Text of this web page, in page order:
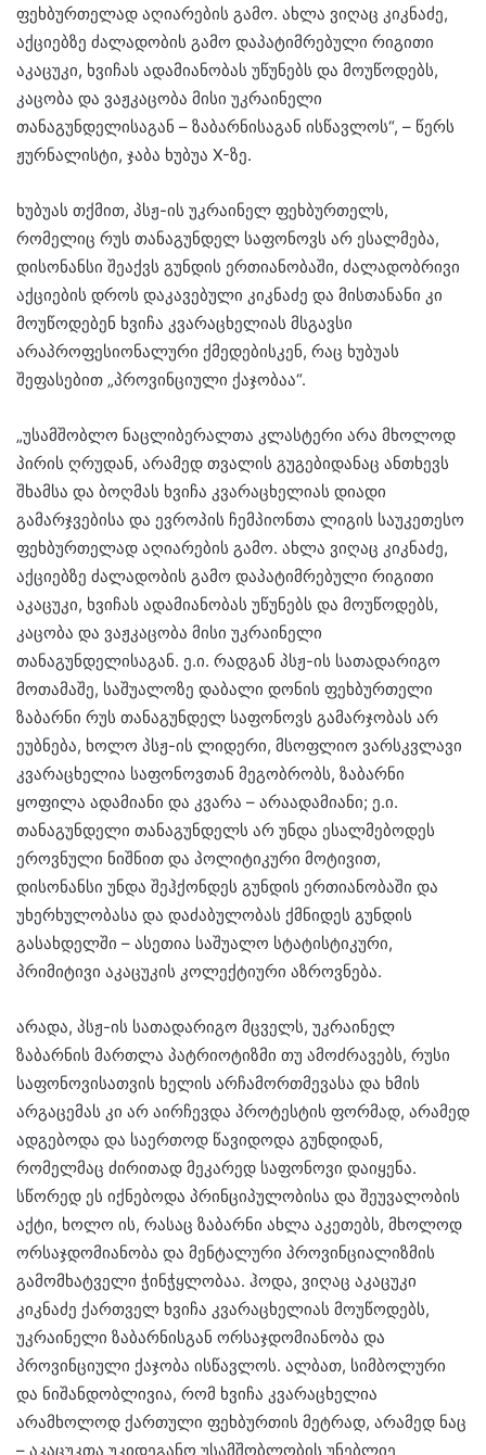
ფეხბურთელად აღიარების გამო. ახლა ვიღაც კიკნაძე,
აქციებზე ძალადობის გამო დაპატიმრებული რიგითი
აკაცუკი, ხვიჩას ადამიანობას უწუნებს და მოუწოდებს,
კაცობა და ვაჟკაცობა მისი უკრაინელი
თანაგუნდელისაგან – ზაბარნისაგან ისწავლოს“, – წერს
ჟურნალისტი, ჯაბა ხუბუა X-ზე.
ხუბუას თქმით, პსჟ-ის უკრაინელ ფეხბურთელს,
რომელიც რუს თანაგუნდელ საფონოვს არ ესალმება,
დისონანსი შეაქვს გუნდის ერთიანობაში, ძალადობრივი
აქციების დროს დაკავებული კიკნაძე და მისთანანი კი
მოუწოდებენ ხვიჩა კვარაცხელიას მსგავსი
არაპროფესიონალური ქმედებისკენ, რაც ხუბუას
შეფასებით „პროვინციული ქაჯობაა“.
„უსამშობლო ნაცლიბერალთა კლასტერი არა მხოლოდ
პირის ღრუდან, არამედ თვალის გუგებიდანაც ანთხევს
შხამსა და ბოღმას ხვიჩა კვარაცხელიას დიადი
გამარჯვებისა და ევროპის ჩემპიონთა ლიგის საუკეთესო
ფეხბურთელად აღიარების გამო. ახლა ვიღაც კიკნაძე,
აქციებზე ძალადობის გამო დაპატიმრებული რიგითი
აკაცუკი, ხვიჩას ადამიანობას უწუნებს და მოუწოდებს,
კაცობა და ვაჟკაცობა მისი უკრაინელი
თანაგუნდელისაგან. ე.ი. რადგან პსჟ-ის სათადარიგო
მოთამაშე, საშუალოზე დაბალი დონის ფეხბურთელი
ზაბარნი რუს თანაგუნდელ საფონოვს გამარჯობას არ
ეუბნება, ხოლო პსჟ-ის ლიდერი, მსოფლიო ვარსკვლავი
კვარაცხელია საფონოვთან მეგობრობს, ზაბარნი
ყოფილა ადამიანი და კვარა – არაადამიანი; ე.ი.
თანაგუნდელი თანაგუნდელს არ უნდა ესალმებოდეს
ეროვნული ნიშნით და პოლიტიკური მოტივით,
დისონანსი უნდა შეჰქონდეს გუნდის ერთიანობაში და
უხერხულობასა და დაძაბულობას ქმნიდეს გუნდის
გასახდელში – ასეთია საშუალო სტატისტიკური,
პრიმიტივი აკაცუკის კოლექტიური აზროვნება.
არადა, პსჟ-ის სათადარიგო მცველს, უკრაინელ
ზაბარნის მართლა პატრიოტიზმი თუ ამოძრავებს, რუსი
საფონოვისათვის ხელის არჩამორთმევასა და ხმის
არგაცემას კი არ აირჩევდა პროტესტის ფორმად, არამედ
ადგებოდა და საერთოდ წავიდოდა გუნდიდან,
რომელმაც ძირითად მეკარედ საფონოვი დაიყენა.
სწორედ ეს იქნებოდა პრინციპულობისა და შეუვალობის
აქტი, ხოლო ის, რასაც ზაბარნი ახლა აკეთებს, მხოლოდ
ორსაჯდომიანობა და მენტალური პროვინციალიზმის
გამომხატველი ჭინჭყლობაა. ჰოდა, ვიღაც აკაცუკი
კიკნაძე ქართველ ხვიჩა კვარაცხელიას მოუწოდებს,
უკრაინელი ზაბარნისგან ორსაჯდომიანობა და
პროვინციული ქაჯობა ისწავლოს. ალბათ, სიმბოლური
და ნიშანდობლივია, რომ ხვიჩა კვარაცხელია
არამხოლოდ ქართული ფეხბურთის მეტრად, არამედ ნაც
– აკაცუკთა უკიდეგანო უსამშობლობის უნებლიე